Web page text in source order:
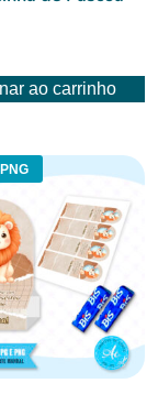
ao carrinho